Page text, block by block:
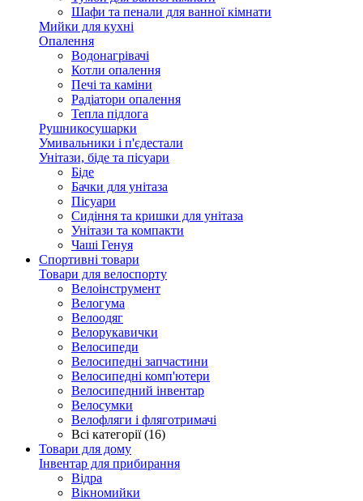
Шафи та пенали для ванної кімнати
Мийки для кухні
Опалення
Водонагрівачі
Котли опалення
Печі та каміни
Радіатори опалення
Тепла підлога
Рушникосушарки
Умивальники і п'єдестали
Унітази, біде та пісуари
Біде
Бачки для унітаза
Пісуари
Сидіння та кришки для унітаза
Унітази та компакти
Чаші Генуя
Спортивні товари
Товари для велоспорту
Велоінструмент
Велогума
Велоодяг
Велорукавички
Велосипеди
Велосипедні запчастини
Велосипедні комп'ютери
Велосипедний інвентар
Велосумки
Велофляги і фляготримачі
Всі категорії (16)
Товари для дому
Інвентар для прибирання
Відра
Вікномийки